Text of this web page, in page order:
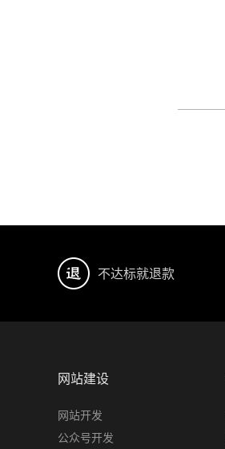
不达标就退款
网站建设
网站开发
公众号开发